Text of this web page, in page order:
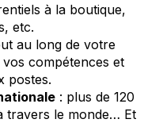
à la boutique,
etc.
au long de votre
compétences et
postes.
: plus de 120
travers le monde… Et